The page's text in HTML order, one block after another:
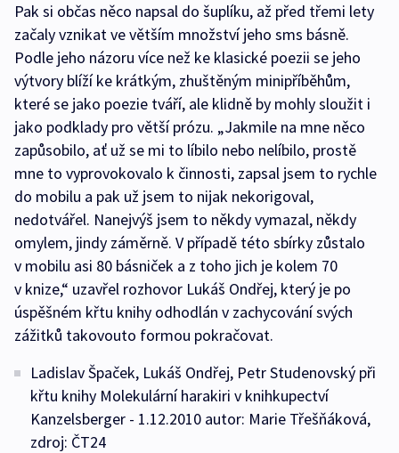
Pak si občas něco napsal do šuplíku, až před třemi lety
začaly vznikat ve větším množství jeho sms básně.
Podle jeho názoru více než ke klasické poezii se jeho
výtvory blíží ke krátkým, zhuštěným minipříběhům,
které se jako poezie tváří, ale klidně by mohly sloužit i
jako podklady pro větší prózu. „Jakmile na mne něco
zapůsobilo, ať už se mi to líbilo nebo nelíbilo, prostě
mne to vyprovokovalo k činnosti, zapsal jsem to rychle
do mobilu a pak už jsem to nijak nekorigoval,
nedotvářel. Nanejvýš jsem to někdy vymazal, někdy
omylem, jindy záměrně. V případě této sbírky zůstalo
v mobilu asi 80 básniček a z toho jich je kolem 70
v knize,“ uzavřel rozhovor Lukáš Ondřej, který je po
úspěšném křtu knihy odhodlán v zachycování svých
zážitků takovouto formou pokračovat.
Ladislav Špaček, Lukáš Ondřej, Petr Studenovský při
křtu knihy Molekulární harakiri v knihkupectví
Kanzelsberger - 1.12.2010 autor: Marie Třešňáková,
zdroj: ČT24